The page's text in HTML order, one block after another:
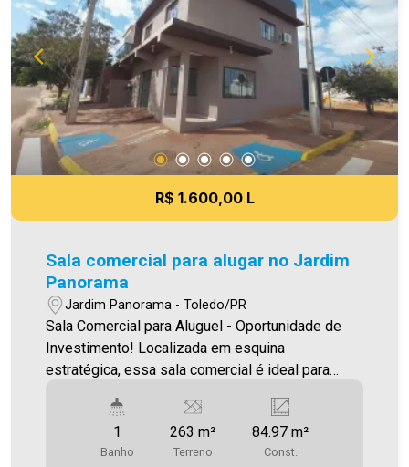
R$ 1.600,00 L
Sala comercial para alugar no Jardim
Panorama
Jardim Panorama - Toledo/PR
Sala Comercial para Aluguel - Oportunidade de
Investimento! Localizada em esquina
estratégica, essa sala comercial é ideal para
em área com passagem de ônibus urbano, o
ponto garante excelente fluxo de pessoas e
veículos, perfeito para o seu negócio. ?
1
Banho
263 m²
Terreno
84.97 m²
Const.